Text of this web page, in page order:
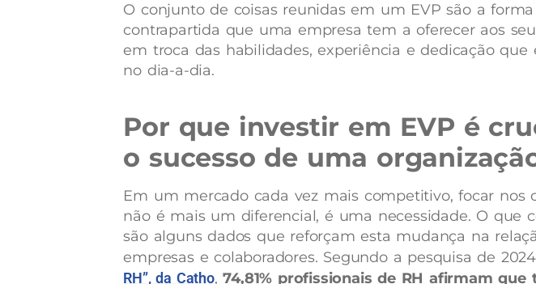
O conjunto de coisas reunidas em um EVP são a
contrapartida que uma empresa tem a oferecer aos
em troca das habilidades, experiência e dedicação que
no dia-a-dia.
Por que investir em EVP é
o sucesso de uma
Em um mercado cada vez mais competitivo, focar nos
não é mais um diferencial, é uma necessidade. O que
são alguns dados que reforçam esta mudança na
empresas e colaboradores. Segundo a pesquisa de
RH”, da Catho,74,81% profissionais de RH afirmam que